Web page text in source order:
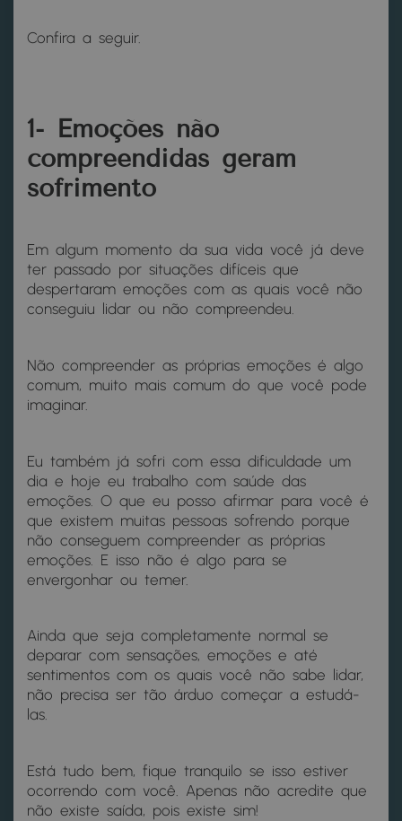
Confira a seguir.
1- Emoções não
compreendidas geram
sofrimento
Em algum momento da sua vida você já deve
ter passado por situações difíceis que
despertaram emoções com as quais você não
conseguiu lidar ou não compreendeu.
Não compreender as próprias emoções é algo
comum, muito mais comum do que você pode
imaginar.
Eu também já sofri com essa dificuldade um
dia e hoje eu trabalho com saúde das
emoções. O que eu posso afirmar para você é
que existem muitas pessoas sofrendo porque
não conseguem compreender as próprias
emoções. E isso não é algo para se
envergonhar ou temer.
Ainda que seja completamente normal se
deparar com sensações, emoções e até
sentimentos com os quais você não sabe lidar,
não precisa ser tão árduo começar a estudá-
las.
Está tudo bem, fique tranquilo se isso estiver
ocorrendo com você. Apenas não acredite que
não existe saída, pois existe sim!